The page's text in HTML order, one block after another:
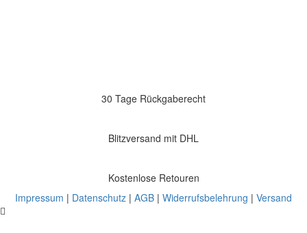
30 Tage Rückgaberecht
Blitzversand mit DHL
Kostenlose Retouren
Impressum | Datenschutz | AGB | Widerrufsbelehrung | Versand